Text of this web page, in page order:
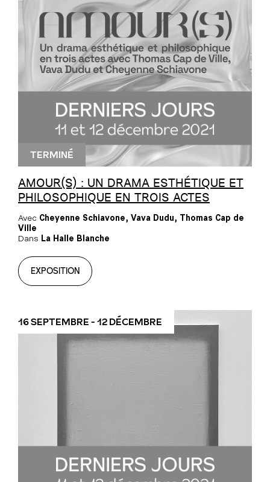
TERMINÉ
AMOUR(S) : UN DRAMA ESTHÉTIQUE ET
PHILOSOPHIQUE EN TROIS ACTES
Avec Cheyenne Schiavone, Vava Dudu, Thomas Cap de
Ville
Dans La Halle Blanche
EXPOSITION
16 SEPTEMBRE - 12 DÉCEMBRE